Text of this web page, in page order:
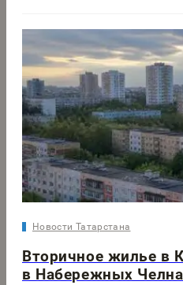
Новости Татарстана
Вторичное жилье в
в Набережных